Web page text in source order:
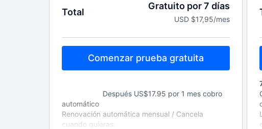
Total
Gratuito por 7 días
USD $17,95/mes
Comenzar prueba gratuita
Después US$17.95 por 1 mes cobro
automático
Renovación automática mensual / Cancela
cuando quieras.